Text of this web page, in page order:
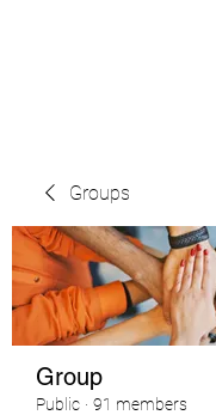
Groups
Group
Public · 91 members